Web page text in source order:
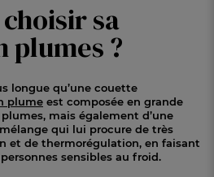
sa
plumes ?
longue qu’une couette
plume est composée en grande
mais également d’une
qui lui procure de très
et de thermorégulation, en faisant
sensibles au froid.